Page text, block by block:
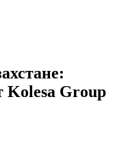
Kolesa Group